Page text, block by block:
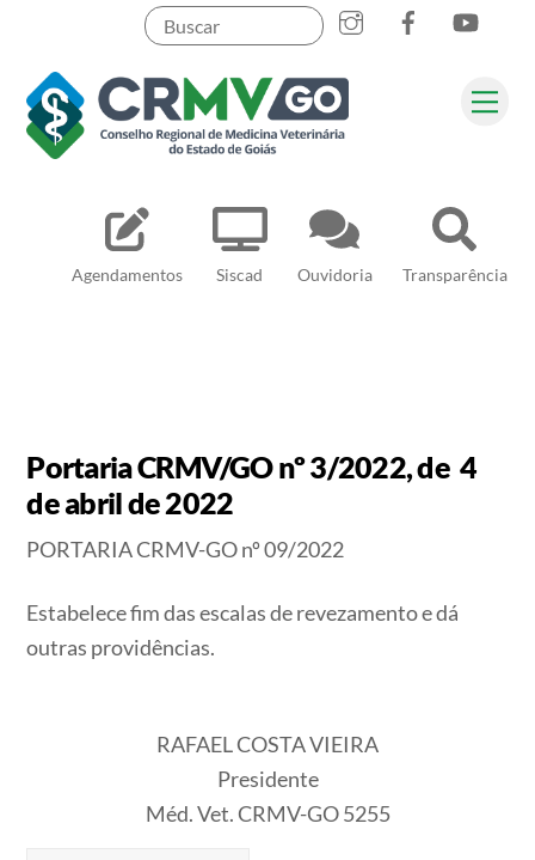
content
Agendamentos Siscad Ouvidoria Transparência
Pesquisar
Portaria CRMV/GO nº 3/2022, de 4
de abril de 2022
PORTARIA CRMV-GO nº 09/2022
Estabelece fim das escalas de revezamento e dá
outras providências.
RAFAEL COSTA VIEIRA
Presidente
Méd. Vet. CRMV-GO 5255